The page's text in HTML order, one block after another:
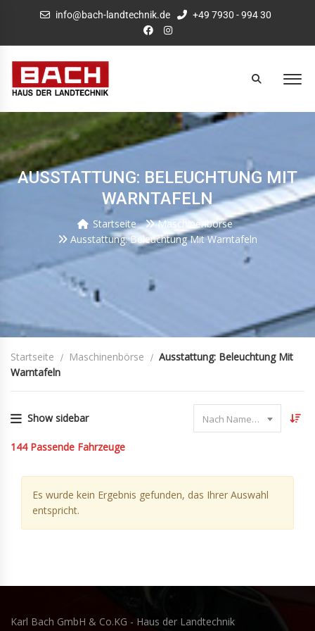
info@bach-landtechnik.de +49 7930 - 994 30
AUSSTATTUNG: BELEUCHTUNG MIT
WARNTAFELN
Startseite
Maschinenbörse
Ausstattung: Beleuchtung Mit Warntafeln
Startseite Maschinenbörse
Ausstattung: Beleuchtung Mit
Warntafeln
Show sidebar Nach Name sortieren
144 Passende Fahrzeuge
Es wurde kein Ergebnis gefunden, das Ihrer Auswahl
entspricht.
Karl Bach GmbH & Co.KG - Haus der Landtechnik